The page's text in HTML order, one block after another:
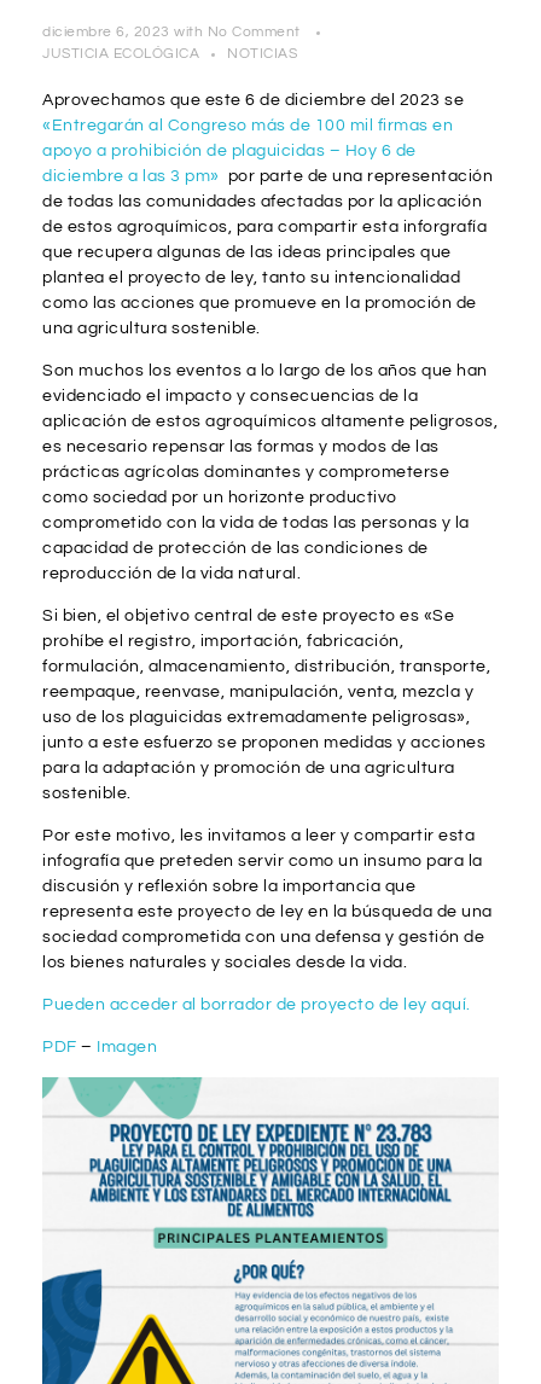
diciembre 6, 2023 with No Comment
JUSTICIA ECOLÓGICA
NOTICIAS
Aprovechamos que este 6 de diciembre del 2023 se
«Entregarán al Congreso más de 100 mil firmas en
apoyo a prohibición de plaguicidas – Hoy 6 de
diciembre a las 3 pm»
por parte de una representación
de todas las comunidades afectadas por la aplicación
de estos agroquímicos, para compartir esta inforgrafía
que recupera algunas de las ideas principales que
plantea el proyecto de ley, tanto su intencionalidad
como las acciones que promueve en la promoción de
una agricultura sostenible.
Son muchos los eventos a lo largo de los años que han
evidenciado el impacto y consecuencias de la
aplicación de estos agroquímicos altamente peligrosos,
es necesario repensar las formas y modos de las
prácticas agrícolas dominantes y comprometerse
como sociedad por un horizonte productivo
comprometido con la vida de todas las personas y la
capacidad de protección de las condiciones de
reproducción de la vida natural.
Si bien, el objetivo central de este proyecto es «Se
prohíbe el registro, importación, fabricación,
formulación, almacenamiento, distribución, transporte,
reempaque, reenvase, manipulación, venta, mezcla y
uso de los plaguicidas extremadamente peligrosas»,
junto a este esfuerzo se proponen medidas y acciones
para la adaptación y promoción de una agricultura
sostenible.
Por este motivo, les invitamos a leer y compartir esta
infografía que preteden servir como un insumo para la
discusión y reflexión sobre la importancia que
representa este proyecto de ley en la búsqueda de una
sociedad comprometida con una defensa y gestión de
los bienes naturales y sociales desde la vida.
Pueden acceder al borrador de proyecto de ley aquí.
PDF – Imagen